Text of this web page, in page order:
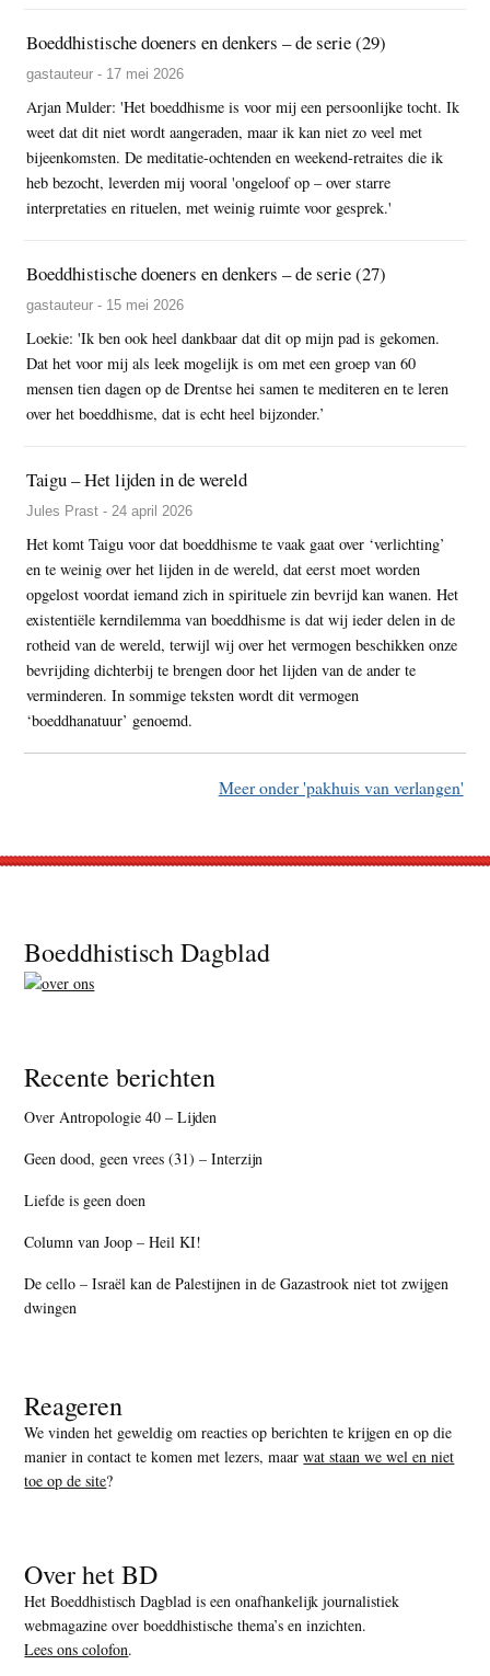
Boeddhistische doeners en denkers – de serie (29)
gastauteur - 17 mei 2026
Arjan Mulder: 'Het boeddhisme is voor mij een persoonlijke tocht. Ik
weet dat dit niet wordt aangeraden, maar ik kan niet zo veel met
bijeenkomsten. De meditatie-ochtenden en weekend-retraites die ik
heb bezocht, leverden mij vooral 'ongeloof op – over starre
interpretaties en rituelen, met weinig ruimte voor gesprek.'
Boeddhistische doeners en denkers – de serie (27)
gastauteur - 15 mei 2026
Loekie: 'Ik ben ook heel dankbaar dat dit op mijn pad is gekomen.
Dat het voor mij als leek mogelijk is om met een groep van 60
mensen tien dagen op de Drentse hei samen te mediteren en te leren
over het boeddhisme, dat is echt heel bijzonder.’
Taigu – Het lijden in de wereld
Jules Prast - 24 april 2026
Het komt Taigu voor dat boeddhisme te vaak gaat over ‘verlichting’
en te weinig over het lijden in de wereld, dat eerst moet worden
opgelost voordat iemand zich in spirituele zin bevrijd kan wanen. Het
existentiële kerndilemma van boeddhisme is dat wij ieder delen in de
rotheid van de wereld, terwijl wij over het vermogen beschikken onze
bevrijding dichterbij te brengen door het lijden van de ander te
verminderen. In sommige teksten wordt dit vermogen
‘boeddhanatuur’ genoemd.
Meer onder 'pakhuis van verlangen'
Footer
Boeddhistisch Dagblad
Recente berichten
Over Antropologie 40 – Lijden
Geen dood, geen vrees (31) – Interzijn
Liefde is geen doen
Column van Joop – Heil KI!
De cello – Israël kan de Palestijnen in de Gazastrook niet tot zwijgen
dwingen
Reageren
We vinden het geweldig om reacties op berichten te krijgen en op die
manier in contact te komen met lezers, maarwat staan we wel en niet
toe op de site?
Over het BD
Het Boeddhistisch Dagblad is een onafhankelijk journalistiek
webmagazine over boeddhistische thema’s en inzichten.
Lees ons colofon.